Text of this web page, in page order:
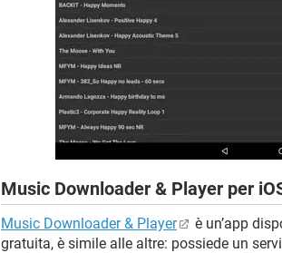
Music Downloader & Player per
Music Downloader & Player
è un’app
gratuita, è simile alle altre: possiede un